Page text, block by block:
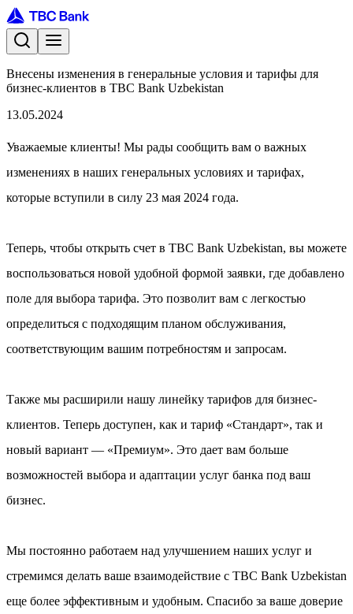
Внесены изменения в генеральные условия и тарифы для
бизнес-клиентов в TBC Bank Uzbekistan
13.05.2024
Уважаемые клиенты! Мы рады сообщить вам о важных
изменениях в наших генеральных условиях и тарифах,
которые вступили в силу 23 мая 2024 года.
Теперь, чтобы открыть счет в TBC Bank Uzbekistan, вы можете
воспользоваться новой удобной формой заявки, где добавлено
поле для выбора тарифа. Это позволит вам с легкостью
определиться с подходящим планом обслуживания,
соответствующим вашим потребностям и запросам.
Также мы расширили нашу линейку тарифов для бизнес-
клиентов. Теперь доступен, как и тариф «Стандарт», так и
новый вариант — «Премиум». Это дает вам больше
возможностей выбора и адаптации услуг банка под ваш
бизнес.
Мы постоянно работаем над улучшением наших услуг и
стремимся делать ваше взаимодействие с TBC Bank Uzbekistan
еще более эффективным и удобным. Спасибо за ваше доверие